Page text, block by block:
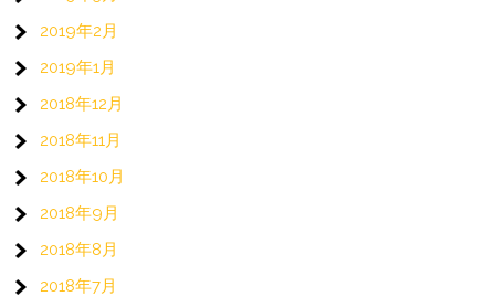
2019年2月
2019年1月
2018年12月
2018年11月
2018年10月
2018年9月
2018年8月
2018年7月